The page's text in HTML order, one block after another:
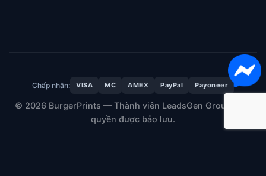
Chấp nhận: VISA MC AMEX PayPal Payoneer
© 2026 BurgerPrints — Thành viên LeadsGen Group. Mọi
quyền được bảo lưu.